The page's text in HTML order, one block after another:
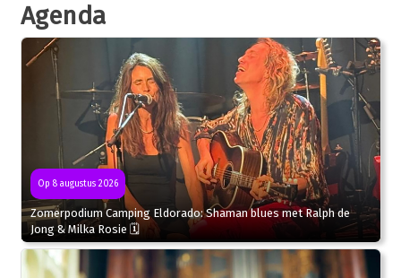
Agenda
Op 8 augustus 2026
Zomerpodium Camping Eldorado: Shaman blues met Ralph de
Jong & Milka Rosie 🗓